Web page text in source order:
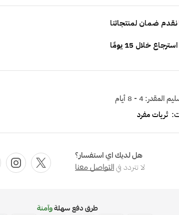
نقدم ضمان لمنتجاتنا
استرجاع خلال 15 يومًا
المقدر:4 - 8 أيام
ثريات مفرد
هل لديك اي استفسار؟
لا تتردد فيالتواصل معنا
طرق دفع سهلةوآمنة